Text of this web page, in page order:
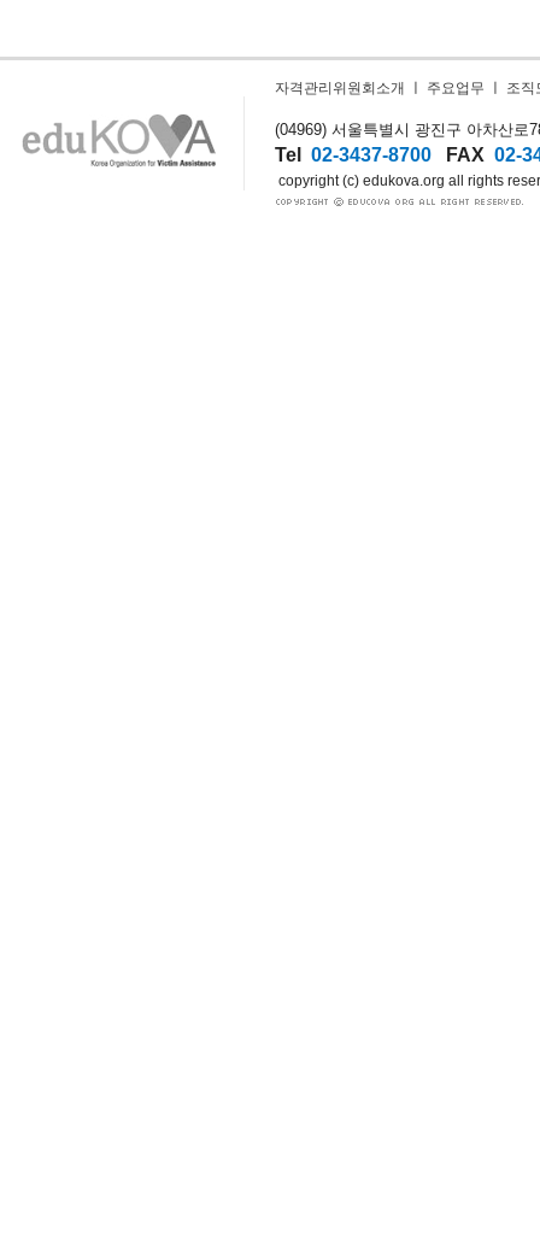
자격관리위원회소개 주요업무 조직
(04969) 서울특별시 광진구 아차산로
Tel 02-3437-8700 FAX 02-
copyright (c) edukova.org all rights